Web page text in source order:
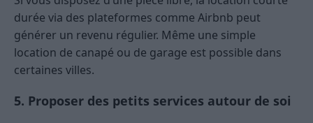
durée via des plateformes comme Airbnb peut
générer un revenu régulier. Même une simple
location de canapé ou de garage est possible dans
certaines villes.
5. Proposer des petits services autour de soi